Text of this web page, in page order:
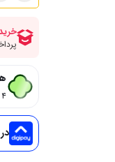
۴ قسط ماهانه. بدون سود، چک و ضامن.
در ۴ قسط با دیجی‌پی